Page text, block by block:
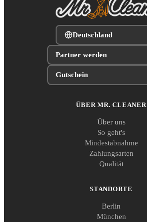
Deutschland
Partner werden
Gutschein
ÜBER MR. CLEANER
Über uns
So geht's
Mindestabnahme
Zahlungsarten
Qualität
STANDORTE
Berlin
München